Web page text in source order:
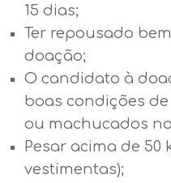
15 dias;
Ter repousado
doação;
O candidato à
boas condições
ou machucados
Pesar acima de 50
vestimentas);